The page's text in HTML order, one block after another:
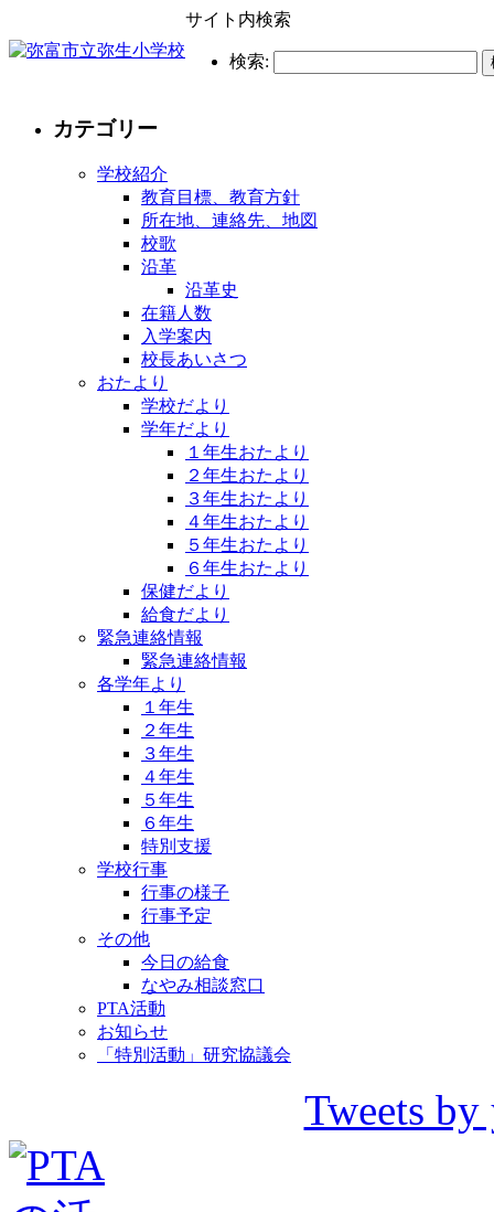
サイト内検索
検索:
カテゴリー
学校紹介
教育目標、教育方針
所在地、連絡先、地図
校歌
沿革
沿革史
在籍人数
入学案内
校長あいさつ
おたより
学校だより
学年だより
１年生おたより
２年生おたより
３年生おたより
４年生おたより
５年生おたより
６年生おたより
保健だより
給食だより
緊急連絡情報
緊急連絡情報
各学年より
１年生
２年生
３年生
４年生
５年生
６年生
特別支援
学校行事
行事の様子
行事予定
その他
今日の給食
なやみ相談窓口
PTA活動
お知らせ
「特別活動」研究協議会
Tweets